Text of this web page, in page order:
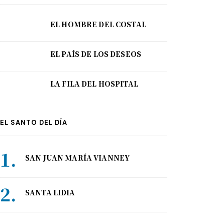
EL HOMBRE DEL COSTAL
EL PAÍS DE LOS DESEOS
LA FILA DEL HOSPITAL
EL SANTO DEL DÍA
SAN JUAN MARÍA VIANNEY
SANTA LIDIA